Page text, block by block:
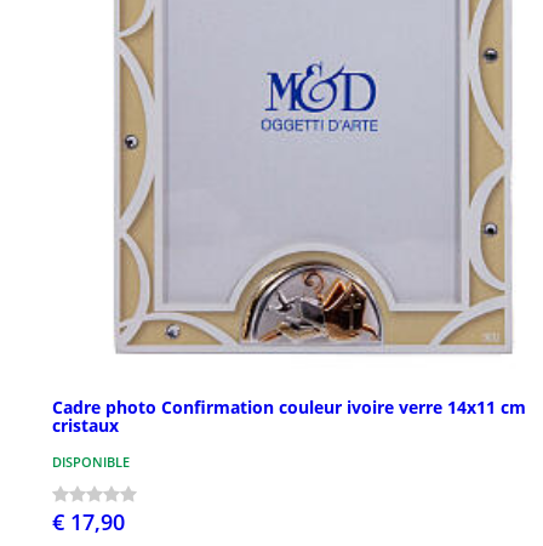
Cadre photo Confirmation couleur ivoire verre 14x11 cm
cristaux
DISPONIBLE
€ 17,90